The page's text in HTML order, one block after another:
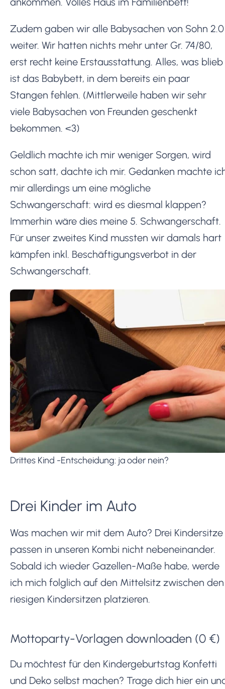
Zudem gaben wir alle Babysachen von Sohn 2.0
weiter. Wir hatten nichts mehr unter Gr. 74/80,
erst recht keine Erstausstattung. Alles, was blieb
ist das Babybett, in dem bereits ein paar
Stangen fehlen. (Mittlerweile haben wir sehr
viele Babysachen von Freunden geschenkt
bekommen. <3)
Geldlich machte ich mir weniger Sorgen, wird
schon satt, dachte ich mir. Gedanken machte
mir allerdings um eine mögliche
Schwangerschaft: wird es diesmal klappen?
Immerhin wäre dies meine 5. Schwangerschaft.
Für unser zweites Kind mussten wir damals hart
kämpfen inkl. Beschäftigungsverbot in der
Schwangerschaft.
Drittes Kind -Entscheidung: ja oder nein?
Drei Kinder im Auto
Was machen wir mit dem Auto? Drei Kindersitze
passen in unseren Kombi nicht nebeneinander.
Sobald ich wieder Gazellen-Maße habe, werde
ich mich folglich auf den Mittelsitz zwischen den
riesigen Kindersitzen platzieren.
Mottoparty-Vorlagen downloaden (0 €)
Du möchtest für den Kindergeburtstag Konfetti
und Deko selbst machen? Trage dich hier ein